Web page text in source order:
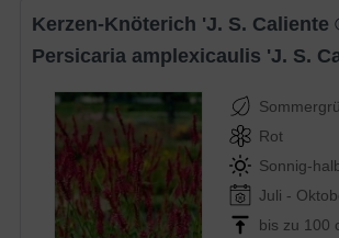
Kerzen-Knöterich 'J. S. Caliente
Persicaria amplexicaulis 'J. S.
Rot
Sonnig-
Juli -
bis zu 100